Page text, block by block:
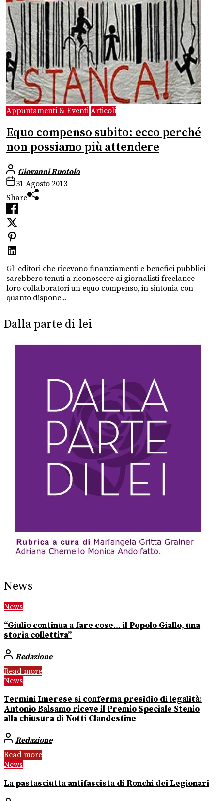
Appuntamenti & Eventi Articoli
Equo compenso subito: ecco perché
non possiamo più attendere
Giovanni Ruotolo
31 Agosto 2013
Share
Gli editori che ricevono finanziamenti e benefici pubblici
sarebbero tenuti a riconoscere ai giornalisti freelance
loro collaboratori un equo compenso, in sintonia con
quanto dispone...
Dalla parte di lei
News
News
“Giulio continua a fare cose… il Popolo Giallo, una
storia collettiva”
Redazione
Read more
News
Termini Imerese si conferma presidio di legalità:
Antonio Balsamo riceve il Premio Speciale Stenio
alla chiusura di Notti Clandestine
Redazione
Read more
News
La pastasciutta antifascista di Ronchi dei Legionari